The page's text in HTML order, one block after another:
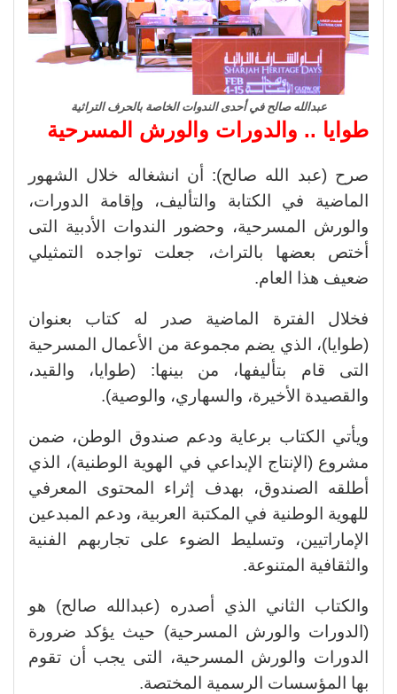
عبدالله صالح في أحدى الندوات الخاصة بالحرف التراثية
طوايا .. والدورات والورش المسرحية
صرح (عبد الله صالح): أن انشغاله خلال الشهور
الماضية في الكتابة والتأليف، وإقامة الدورات،
والورش المسرحية، وحضور الندوات الأدبية التى
أختص بعضها بالتراث، جعلت تواجده التمثيلي
ضعيف هذا العام.
فخلال الفترة الماضية صدر له كتاب بعنوان
(طوايا)، الذي يضم مجموعة من الأعمال المسرحية
التى قام بتأليفها، من بينها: (طوايا، والقيد،
والقصيدة الأخيرة، والسهاري، والوصية).
ويأتي الكتاب برعاية ودعم صندوق الوطن، ضمن
مشروع (الإنتاج الإبداعي في الهوية الوطنية)، الذي
أطلقه الصندوق، بهدف إثراء المحتوى المعرفي
للهوية الوطنية في المكتبة العربية، ودعم المبدعين
الإماراتيين، وتسليط الضوء على تجاربهم الفنية
والثقافية المتنوعة.
والكتاب الثاني الذي أصدره (عبدالله صالح) هو
(الدورات والورش المسرحية) حيث يؤكد ضرورة
الدورات والورش المسرحية، التى يجب أن تقوم
بها المؤسسات الرسمية المختصة.